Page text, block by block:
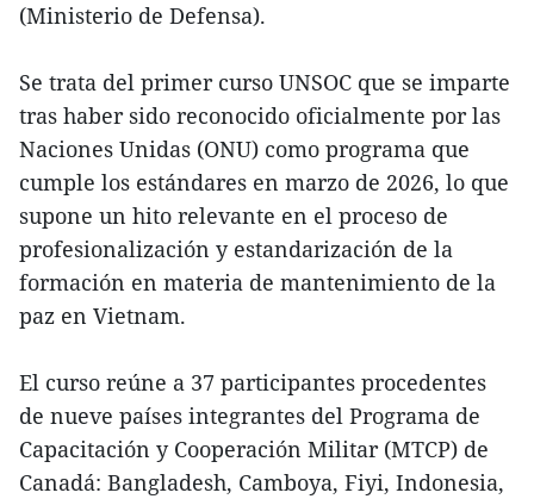
(Ministerio de Defensa).
Se trata del primer curso UNSOC que se imparte
tras haber sido reconocido oficialmente por las
Naciones Unidas (ONU) como programa que
cumple los estándares en marzo de 2026, lo que
supone un hito relevante en el proceso de
profesionalización y estandarización de la
formación en materia de mantenimiento de la
paz en Vietnam.
El curso reúne a 37 participantes procedentes
de nueve países integrantes del Programa de
Capacitación y Cooperación Militar (MTCP) de
Canadá: Bangladesh, Camboya, Fiyi, Indonesia,